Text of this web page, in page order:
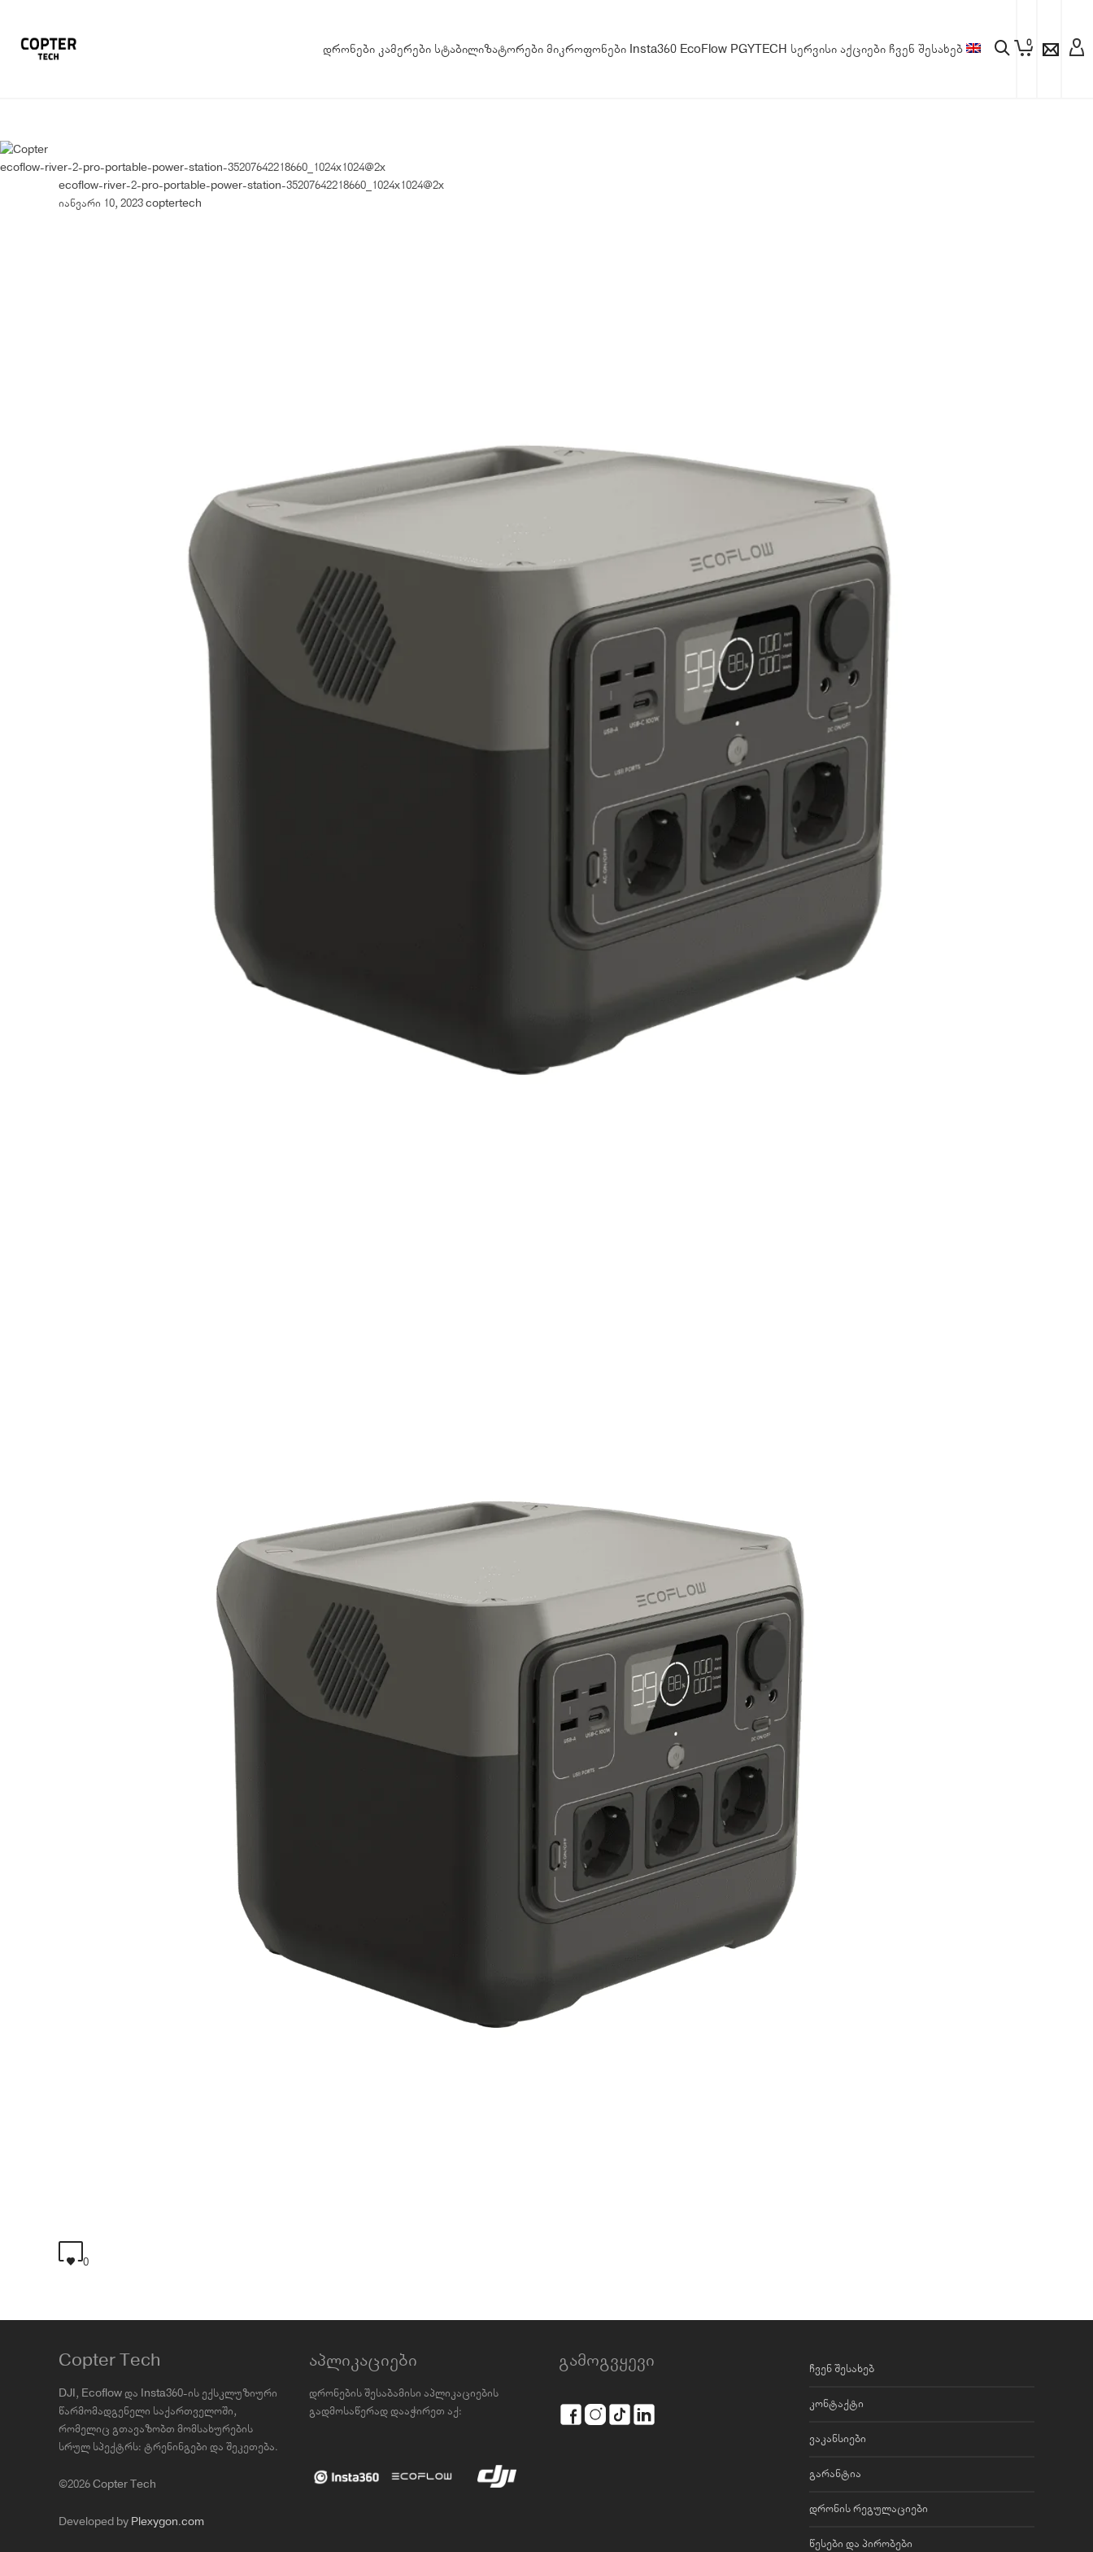
0
დრონები კამერები სტაბილიზატორები მიკროფონები Insta360 EcoFlow PGYTECH სერვისი აქციები ჩვენ შესახებ
ecoflow-river-2-pro-portable-power-station-35207642218660_1024x1024@2x
ecoflow-river-2-pro-portable-power-station-35207642218660_1024x1024@2x
იანვარი 10, 2023coptertech
0
Copter Tech
DJI, Ecoflow და Insta360-ის ექსკლუზიური
წარმომადგენელი საქართველოში,
რომელიც გთავაზობთ მომსახურების
სრულ სპექტრს: ტრენინგები და შეკეთება.
©2026 Copter Tech
Developed by Plexygon.com
აპლიკაციები
დრონების შესაბამისი აპლიკაციების
გადმოსაწერად დააჭირეთ აქ:
გამოგვყევი ჩვენ შესახებ
კონტაქტი
ვაკანსიები
გარანტია
დრონის რეგულაციები
წესები და პირობები